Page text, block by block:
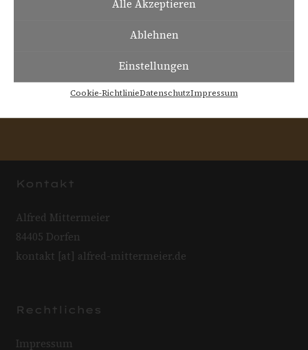
Alle Akzeptieren
Ablehnen
Einstellungen
Cookie-RichtlinieDatenschutzImpressum
Gott würde „Bravo“ rufen …
Kontakt
Alfred Mittermeier
84405 Dorfen
kontakt [at] alfred-mittermeier.de
Rechtliches
Impressum